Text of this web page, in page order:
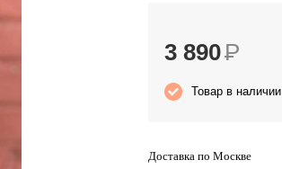
3 890Р
Товар в наличии
Доставка по Москве